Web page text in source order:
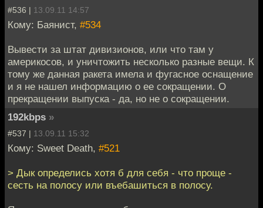
#536 | 13.09.11 14:57
Кому: Баянист, #534
Вывести за штат дивизионов, или что там у
америкосов, и уничтожить несколько разные вещи. К
тому же данная ракета имела и фугасное оснащение
и я не нашел информацию о ее сокращении. О
прекращении выпуска - да, но не о сокращении.
192kbps »
#537 | 13.09.11 15:32
Кому: Sweet Death, #521
> Дык определись хотя б для себя - что проще -
сесть на полосу или въебашиться в полосу.